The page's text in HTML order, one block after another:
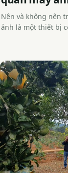
Nên và không nên
ảnh là một thiết bị